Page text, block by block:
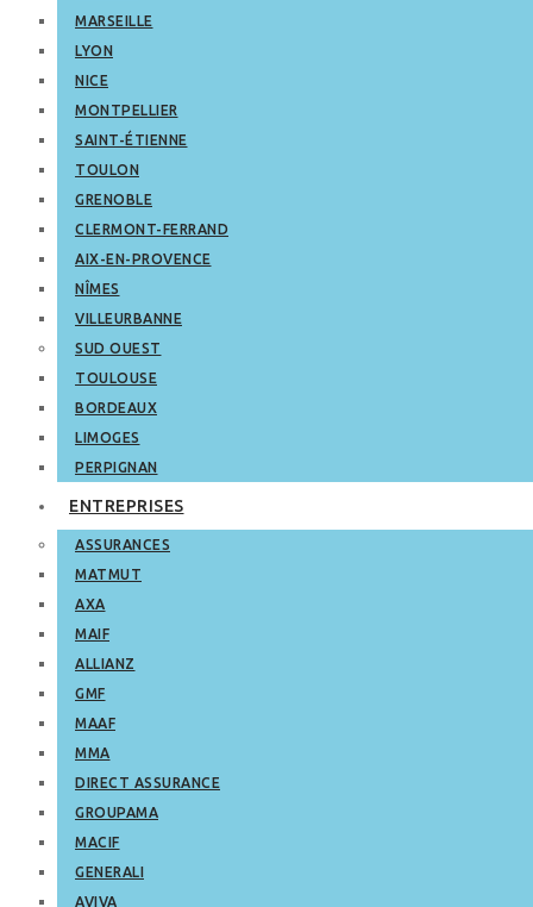
MARSEILLE
LYON
NICE
MONTPELLIER
SAINT-ÉTIENNE
TOULON
GRENOBLE
CLERMONT-FERRAND
AIX-EN-PROVENCE
NÎMES
VILLEURBANNE
SUD OUEST
TOULOUSE
BORDEAUX
LIMOGES
PERPIGNAN
ENTREPRISES
ASSURANCES
MATMUT
AXA
MAIF
ALLIANZ
GMF
MAAF
MMA
DIRECT ASSURANCE
GROUPAMA
MACIF
GENERALI
AVIVA